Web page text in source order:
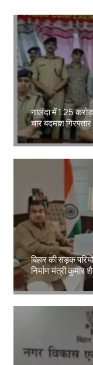
नालंदा में 1.25
चार बदमाश गिरफ्तार
Amit Lekh
बिहार की सड़क
निर्माण मंत्री कुमार
Amit Lekh